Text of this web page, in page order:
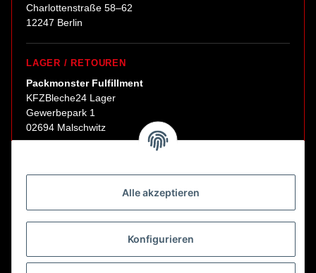
Alle akzeptieren
Konfigurieren
Charlottenstraße 58–62
12247 Berlin
LAGER / RETOUREN
Packmonster Fulfillment
KFZBleche24 Lager
Gewerbepark 1
02694 Malschwitz
Abholungen nur nach Terminvereinbarung.
E-Mail:sales@kfzbleche24.de
Vertrag widerrufen